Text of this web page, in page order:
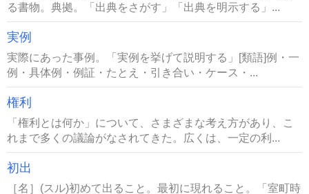
る書物。典拠。「出典をさがす」「出典を明示する」...
実例
実際にあった事例。「実例を挙げて説明する」[類語]例・一
例・具体例・例証・たとえ・引き合い・ケース・...
権利
「権利とは何か」について、さまざまな考え方があり、こ
れまで多くの議論がなされてきた。広くは、一定の利...
初出
［名］(スル)初めて出ること。最初に現れること。「室町時